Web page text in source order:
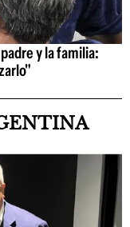
y la familia: